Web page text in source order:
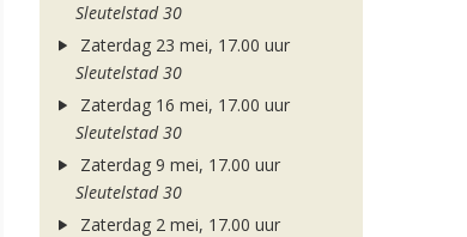
Sleutelstad 30
Zaterdag 23 mei, 17.00 uur
Sleutelstad 30
Zaterdag 16 mei, 17.00 uur
Sleutelstad 30
Zaterdag 9 mei, 17.00 uur
Sleutelstad 30
Zaterdag 2 mei, 17.00 uur